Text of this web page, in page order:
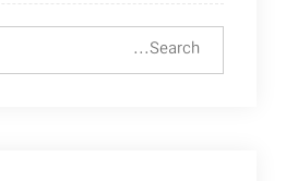
Search